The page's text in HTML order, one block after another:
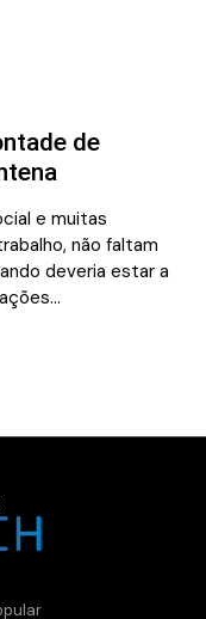
de
e muitas
não faltam
deveria estar a